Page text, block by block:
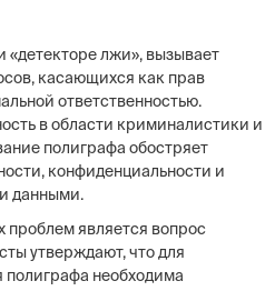
«детекторе лжи», вызывает
касающихся как прав
ответственностью.
в области криминалистики и
полиграфа обостряет
конфиденциальности и
данными.
проблем является вопрос
утверждают, что для
полиграфа необходима